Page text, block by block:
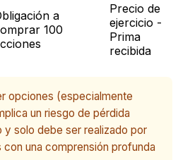
a
100
Precio de
ejercicio -
Prima
recibida
opciones (especialmente
un riesgo de pérdida
y solo debe ser realizado por
una comprensión profunda